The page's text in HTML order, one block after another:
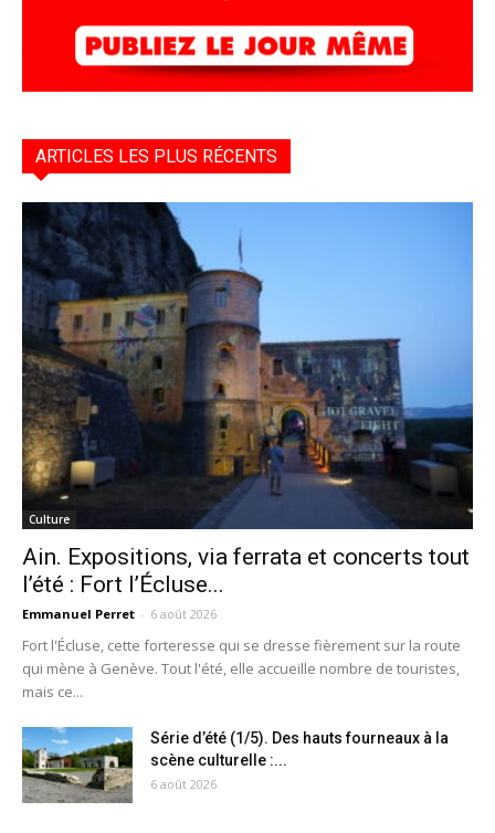
ARTICLES LES PLUS RÉCENTS
Culture
Ain. Expositions, via ferrata et concerts tout
l’été : Fort l’Écluse...
Emmanuel Perret - 6 août 2026
Fort l'Écluse, cette forteresse qui se dresse fièrement sur la route
qui mène à Genève. Tout l'été, elle accueille nombre de touristes,
mais ce...
Série d’été (1/5). Des hauts fourneaux à la
scène culturelle :...
6 août 2026